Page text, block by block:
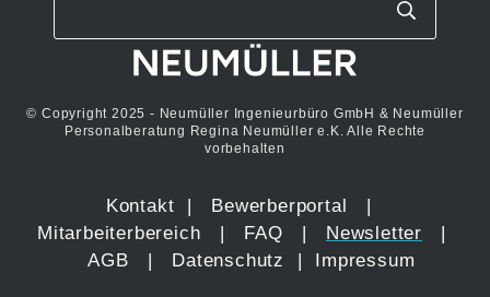
© Copyright 2025 - Neumüller Ingenieurbüro GmbH & Neumüller
Personalberatung Regina Neumüller e.K. Alle Rechte
vorbehalten
Kontakt | Bewerberportal |
Mitarbeiterbereich
| FAQ | Newsletter |
AGB | Datenschutz | Impressum